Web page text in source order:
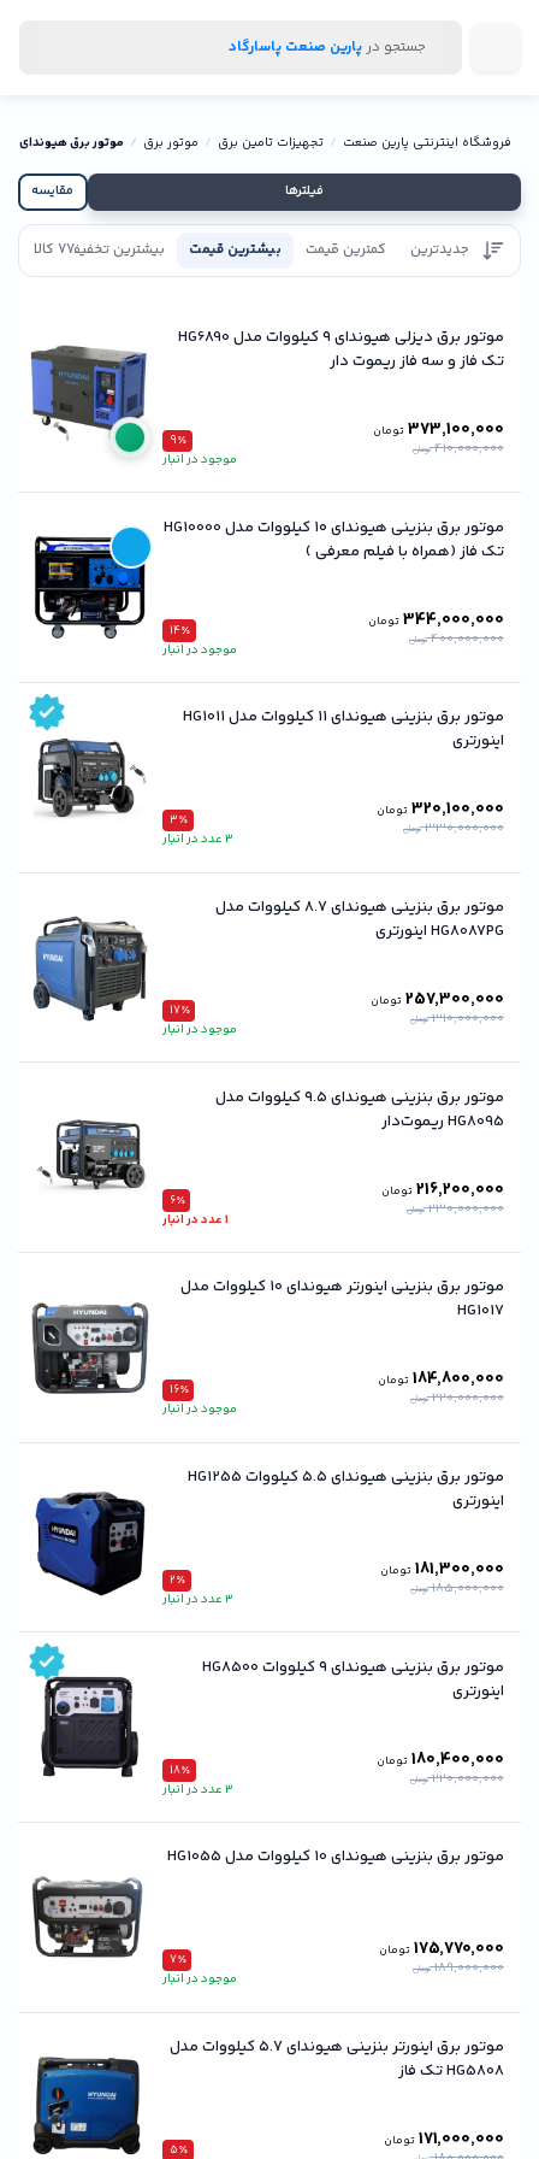
جستجو در پارین صنعت پاسارگاد
فروشگاه اینترنتی پارین صنعت تجهیزات تامین برق موتور برق موتور برق هیوندای
فیلترها مقایسه
جدیدترین کمترین قیمت بیشترین قیمت بیشترین تخفیف77 کالا
موتور برق دیزلی هیوندای ۹ کیلووات مدل HG6890
تک فاز و سه فاز ریموت دار
9٪
موجود در انبار
373,100,000 تومان
410,000,000 تومان
موتور برق بنزینی هیوندای ۱۰ کیلووات مدل HG10000
تک فاز (همراه با فیلم معرفی )
14٪
موجود در انبار
344,000,000 تومان
400,000,000 تومان
موتور برق بنزینی هیوندای ۱۱ کیلووات مدل HG1011
اینورتری
3٪
3 عدد در انبار
320,100,000 تومان
330,000,000 تومان
موتور برق بنزینی هیوندای ۸.۷ کیلووات مدل
HG8087PG اینورتری
17٪
موجود در انبار
257,300,000 تومان
310,000,000 تومان
موتور برق بنزینی هیوندای ۹.۵ کیلووات مدل
HG8095 ریموت‌دار
6٪
1 عدد در انبار
216,200,000 تومان
230,000,000 تومان
موتور برق بنزینی اینورتر هیوندای 10 کیلووات مدل
HG1017
16٪
موجود در انبار
184,800,000 تومان
220,000,000 تومان
موتور برق بنزینی هیوندای ۵.۵ کیلووات HG1255
اینورتری
2٪
3 عدد در انبار
181,300,000 تومان
185,000,000 تومان
موتور برق بنزینی هیوندای ۹ کیلووات HG8500
اینورتری
18٪
3 عدد در انبار
180,400,000 تومان
220,000,000 تومان
موتور برق بنزینی هیوندای 10 کیلووات مدل HG1055
7٪
موجود در انبار
175,770,000 تومان
189,000,000 تومان
موتور برق اینورتر بنزینی هیوندای ۵.۷ کیلووات مدل
HG5808 تک فاز
5٪ 171,000,000 تومان